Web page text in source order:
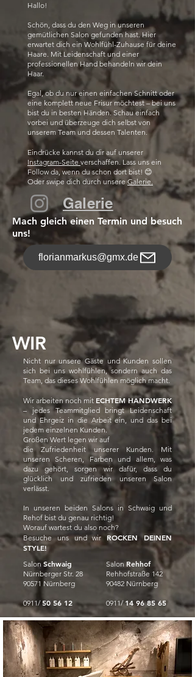
Hallo!
Schön, dass du den Weg in unseren
gemütlichen Salon gefunden hast. Hier
erwartet dich ein Wohlfühl-Zuhause für deine
Haare. Mit Leidenschaft und einer
professionellen Hand behandeln wir dein
Haar.
Egal, ob du nur einen einfachen Schnitt oder
eine komplett neue Frisur möchtest – bei uns
bist du in besten Händen. Schau einfach
vorbei und überzeuge dich selbst von
unserem Team und dessen Talenten.
Eindrücke kannst du dir auf unserer
Instagram-Seite verschaffen. Lass uns ein
Follow da, wenn du schon dort bist! 😊
Oder swipe dich durch unsere Galerie.
Galerie
Mach gleich einen Termin und besuch
uns!
florianmarkus@gmx.de
WIR
Nicht nur unsere Gäste und Kunden sollen
sich bei uns wohlfühlen, sondern auch das
Team, das dieses Wohlfühlen möglich macht.
Wir arbeiten noch mit ECHTEM HANDWERK
– jedes Teammitglied bringt Leidenschaft
und Ehrgeiz in die Arbeit ein, und das bei
jedem einzelnen Kunden.
Großen Wert legen wir auf
die Zufriedenheit unserer Kunden. Mit
unseren Scheren, Farben und allem, was
dazu gehört, sorgen wir dafür, dass du
glücklich und zufrieden unseren Salon
verlässt.
In unseren beiden Salons in Schwaig und
Rehof bist du genau richtig!
Worauf wartest du also noch?
Besuche uns und wir ROCKEN DEINEN
STYLE!
Salon Schwaig
Nürnberger Str. 28
90571 Nürnberg
0911/50 56 12
SalonRehhof
Rehhofstraße 142
90482 Nürnberg
0911/14 96 85 65